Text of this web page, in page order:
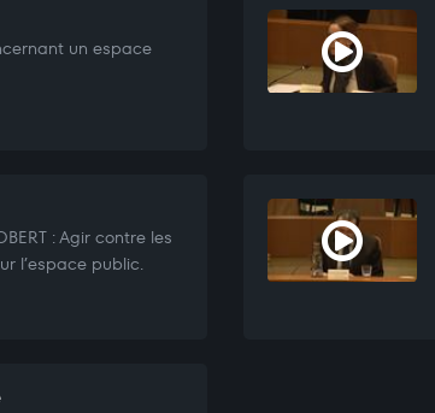
un espace
: Agir contre les
l’espace public.